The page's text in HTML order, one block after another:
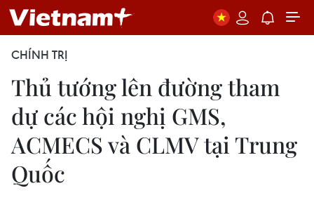
CHÍNH TRỊ
Thủ tướng lên đường tham
dự các hội nghị GMS,
ACMECS và CLMV tại Trung
Quốc